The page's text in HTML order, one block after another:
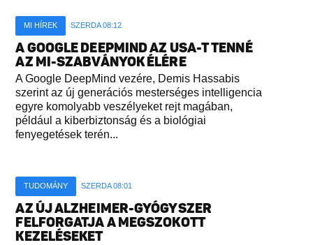
MI HÍREK SZERDA 08:12
A GOOGLE DEEPMIND AZ USA-T TENNÉ
AZ MI-SZABVÁNYOK ÉLÉRE
A Google DeepMind vezére, Demis Hassabis
szerint az új generációs mesterséges intelligencia
egyre komolyabb veszélyeket rejt magában,
például a kiberbiztonság és a biológiai
fenyegetések terén...
TUDOMÁNY SZERDA 08:01
AZ ÚJ ALZHEIMER-GYÓGYSZER
FELFORGATJA A MEGSZOKOTT
KEZELÉSEKET